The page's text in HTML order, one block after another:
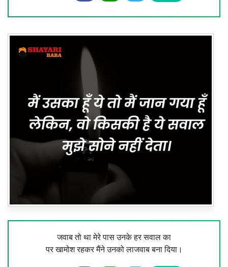
जवाब तो था मेरे पास उनके हर सवाल का
पर खामोश रहकर मैंने उनको लाजवाब बना दिया।